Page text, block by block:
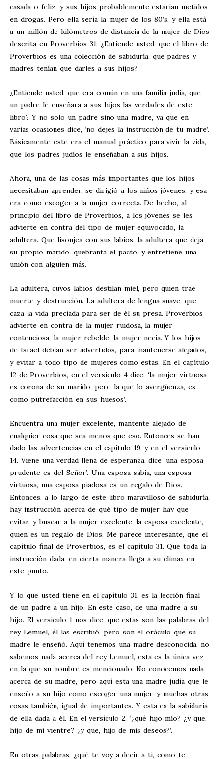
casada o feliz, y sus hijos probablemente estarían metidos
en drogas. Pero ella sería la mujer de los 80’s, y ella está
a un millón de kilómetros de distancia de la mujer de Dios
descrita en Proverbios 31. ¿Entiende usted, que el libro de
Proverbios es una colección de sabiduría, que padres y
madres tenían que darles a sus hijos?
¿Entiende usted, que era común en una familia judía, que
un padre le enseñara a sus hijos las verdades de este
libro? Y no solo un padre sino una madre, ya que en
varias ocasiones dice, ‘no dejes la instrucción de tu madre’.
Básicamente este era el manual práctico para vivir la vida,
que los padres judíos le enseñaban a sus hijos.
Ahora, una de las cosas más importantes que los hijos
necesitaban aprender, se dirigió a los niños jóvenes, y esa
era como escoger a la mujer correcta. De hecho, al
principio del libro de Proverbios, a los jóvenes se les
advierte en contra del tipo de mujer equivocado, la
adultera. Que lisonjea con sus labios, la adultera que deja
su propio marido, quebranta el pacto, y entretiene una
unión con alguien más.
La adultera, cuyos labios destilan miel, pero quien trae
muerte y destrucción. La adultera de lengua suave, que
caza la vida preciada para ser de él su presa. Proverbios
advierte en contra de la mujer ruidosa, la mujer
contenciosa, la mujer rebelde, la mujer necia. Y los hijos
de Israel debían ser advertidos, para mantenerse alejados,
y evitar a todo tipo de mujeres como estas. En el capítulo
12 de Proverbios, en el versículo 4 dice, ‘la mujer virtuosa
es corona de su marido, pero la que lo avergüenza, es
como putrefacción en sus huesos’.
Encuentra una mujer excelente, mantente alejado de
cualquier cosa que sea menos que eso. Entonces se han
dado las advertencias en el capítulo 19, y en el versículo
14. Viene una verdad llena de esperanza, dice ‘una esposa
prudente es del Señor’. Una esposa sabia, una esposa
virtuosa, una esposa piadosa es un regalo de Dios.
Entonces, a lo largo de este libro maravilloso de sabiduría,
hay instrucción acerca de qué tipo de mujer hay que
evitar, y buscar a la mujer excelente, la esposa excelente,
quien es un regalo de Dios. Me parece interesante, que el
capítulo final de Proverbios, es el capítulo 31. Que toda la
instrucción dada, en cierta manera llega a su clímax en
este punto.
Y lo que usted tiene en el capítulo 31, es la lección final
de un padre a un hijo. En este caso, de una madre a su
hijo. El versículo 1 nos dice, que estas son las palabras del
rey Lemuel, él las escribió, pero son el oráculo que su
madre le enseñó. Aquí tenemos una madre desconocida, no
sabemos nada acerca del rey Lemuel, esta es la única vez
en la que su nombre es mencionado. No conocemos nada
acerca de su madre, pero aquí esta una madre judía que le
enseño a su hijo como escoger una mujer, y muchas otras
cosas también, igual de importantes. Y esta es la sabiduría
de ella dada a él. En el versículo 2, ‘¿qué hijo mío? ¿y que,
hijo de mi vientre? ¿y que, hijo de mis deseos?’.
En otras palabras, ¿qué te voy a decir a ti, como te